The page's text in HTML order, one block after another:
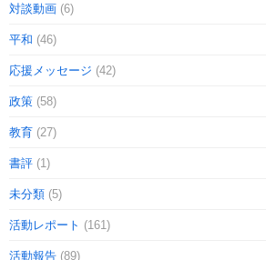
対談動画 (6)
平和 (46)
応援メッセージ (42)
政策 (58)
教育 (27)
書評 (1)
未分類 (5)
活動レポート (161)
活動報告 (89)